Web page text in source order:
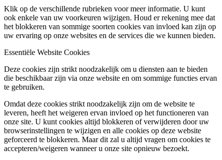
Klik op de verschillende rubrieken voor meer informatie. U kunt
ook enkele van uw voorkeuren wijzigen. Houd er rekening mee dat
het blokkeren van sommige soorten cookies van invloed kan zijn op
uw ervaring op onze websites en de services die we kunnen bieden.
Essentiële Website Cookies
Deze cookies zijn strikt noodzakelijk om u diensten aan te bieden
die beschikbaar zijn via onze website en om sommige functies ervan
te gebruiken.
Omdat deze cookies strikt noodzakelijk zijn om de website te
leveren, heeft het weigeren ervan invloed op het functioneren van
onze site. U kunt cookies altijd blokkeren of verwijderen door uw
browserinstellingen te wijzigen en alle cookies op deze website
geforceerd te blokkeren. Maar dit zal u altijd vragen om cookies te
accepteren/weigeren wanneer u onze site opnieuw bezoekt.